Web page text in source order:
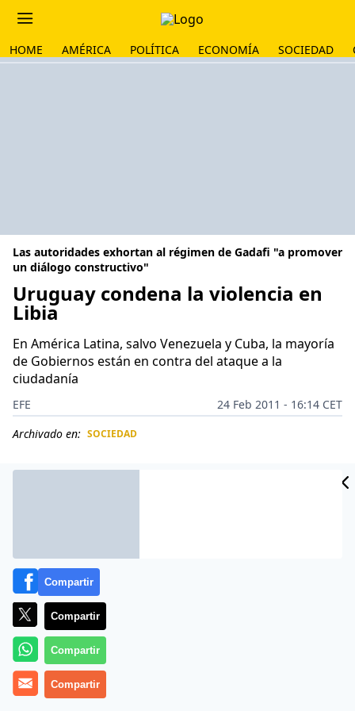
HOME AMÉRICA POLÍTICA ECONOMÍA SOCIEDAD
Las autoridades exhortan al régimen de Gadafi "a promover
un diálogo constructivo"
Uruguay condena la violencia en
Libia
En América Latina, salvo Venezuela y Cuba, la mayoría
de Gobiernos están en contra del ataque a la
ciudadanía
EFE
24 Feb 2011 - 16:14 CET
Archivado en: SOCIEDAD
El Gobierno de Uruguay condenó los actos de
Compartir
Compartir
Compartir
Compartir